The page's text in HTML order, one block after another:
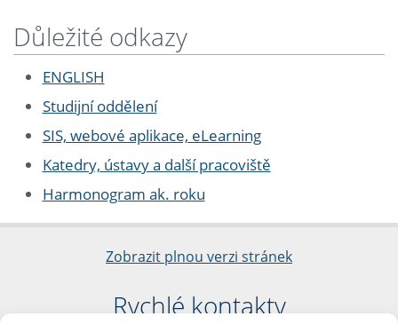
Důležité odkazy
ENGLISH
Studijní oddělení
SIS, webové aplikace, eLearning
Katedry, ústavy a další pracoviště
Harmonogram ak. roku
Zobrazit plnou verzi stránek
Rychlé kontakty